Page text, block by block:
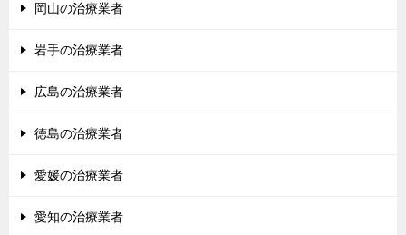
岡山の治療業者
岩手の治療業者
広島の治療業者
徳島の治療業者
愛媛の治療業者
愛知の治療業者